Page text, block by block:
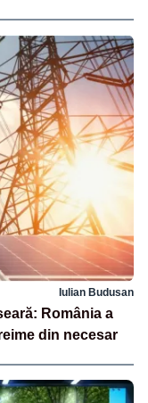
Iulian Budusan
România a
din necesar